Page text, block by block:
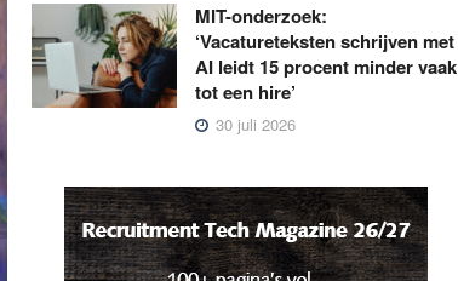
MIT-onderzoek:
‘Vacatureteksten schrijven met
AI leidt 15 procent minder vaak
tot een hire’
30 juli 2026